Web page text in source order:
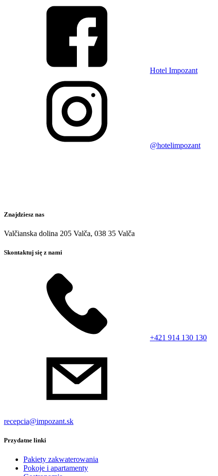
Hotel Impozant
@hotelimpozant
Znajdziesz nas
Valčianska dolina 205 Valča, 038 35 Valča
Skontaktuj się z nami
+421 914 130 130
recepcia@impozant.sk
Przydatne linki
Pakiety zakwaterowania
Pokoje i apartamenty